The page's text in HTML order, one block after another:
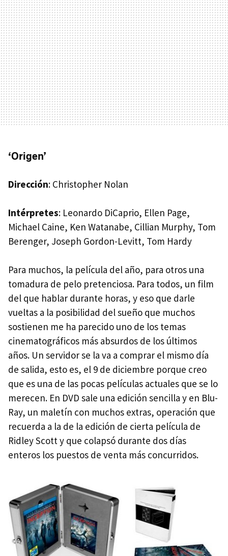
‘Origen’
Dirección: Christopher Nolan
Intérpretes: Leonardo DiCaprio, Ellen Page,
Michael Caine, Ken Watanabe, Cillian Murphy, Tom
Berenger, Joseph Gordon-Levitt, Tom Hardy
Para muchos, la película del año, para otros una
tomadura de pelo pretenciosa. Para todos, un film
del que hablar durante horas, y eso que darle
vueltas a la posibilidad del sueño que muchos
sostienen me ha parecido uno de los temas
cinematográficos más absurdos de los últimos
años. Un servidor se la va a comprar el mismo día
de salida, esto es, el 9 de diciembre porque creo
que es una de las pocas películas actuales que se lo
merecen. En DVD sale una edición sencilla y en Blu-
Ray, un maletín con muchos extras, operación que
recuerda a la de la edición de cierta película de
Ridley Scott y que colapsó durante dos días
enteros los puestos de venta más concurridos.